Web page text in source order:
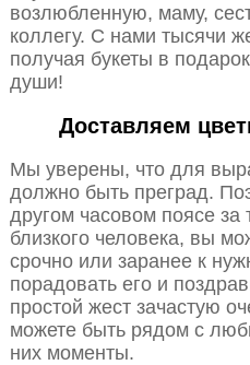
возлюбленную, маму,
коллегу. С нами тысячи
получая букеты в
души!
Доставляем
Мы уверены, что для
должно быть преград.
другом часовом поясе за
близкого человека, вы
срочно или заранее к
порадовать его и
простой жест зачастую
можете быть рядом с
них моменты.